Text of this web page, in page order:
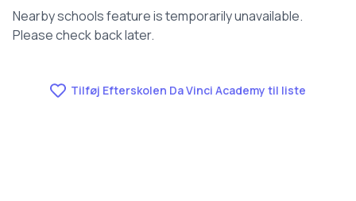
Nearby schools feature is temporarily unavailable.
Please check back later.
Tilføj Efterskolen Da Vinci Academy til liste